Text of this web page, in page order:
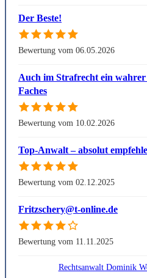
Der Beste!
Bewertung vom 06.05.2026
Auch im Strafrecht ein wahrer
Faches
Bewertung vom 10.02.2026
Top-Anwalt – absolut
Bewertung vom 02.12.2025
Fritzschery@t-online.de
Bewertung vom 11.11.2025
Rechtsanwalt Dominik